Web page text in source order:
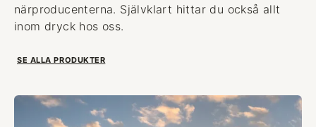
närproducenterna. Självklart hittar du också allt
inom dryck hos oss.
SE ALLA PRODUKTER